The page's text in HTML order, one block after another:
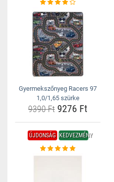
Gyermekszőnyeg Racers 97
1,0/1,65 szürke
9390 Ft 9276 Ft
ÚJDONSÁG KEDVEZMÉNY